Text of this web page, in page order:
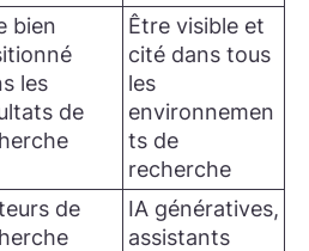
bien
les
de
Être visible et
cité dans tous
les
environnemen
ts de
recherche
de
IA génératives,
assistants